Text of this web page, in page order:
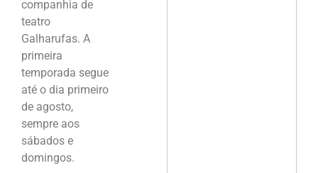
companhia de
teatro
Galharufas. A
primeira
temporada segue
até o dia primeiro
de agosto,
sempre aos
sábados e
domingos.